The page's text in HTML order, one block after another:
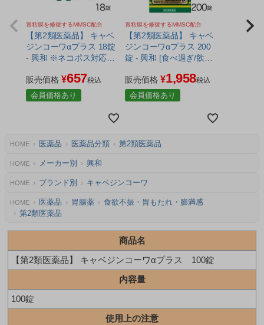
胃粘膜を修復するMMSC配合
【第2類医薬品】 キャベ
ジンコーワαプラス 18錠
- 興和 ※ネコポス対応商
販売価格 ¥657税込
会員価格あり
胃粘膜を修復するMMSC配合
【第2類医薬品】 キャベ
ジンコーワαプラス 200
錠 - 興和 [食べ過ぎ/飲み
販売価格 ¥1,958税込
会員価格あり
HOME 医薬品 医薬品分類 第2類医薬品
HOME メーカー別 興和
HOME ブランド別 キャベジンコーワ
HOME 医薬品 胃腸薬
食欲不振・胃もたれ・膨満感
第2類医薬品
商品名
【第2類医薬品】 キャベジンコーワαプラス 100錠
内容量
100錠
使用上の注意